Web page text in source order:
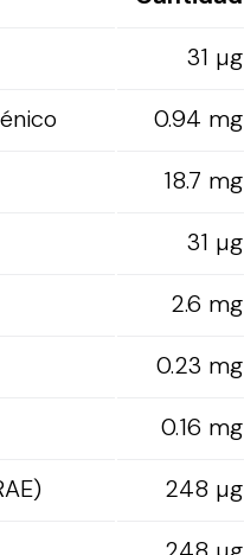
31 µg
0.94 mg
18.7 mg
31 µg
2.6 mg
0.23 mg
0.16 mg
248 µg